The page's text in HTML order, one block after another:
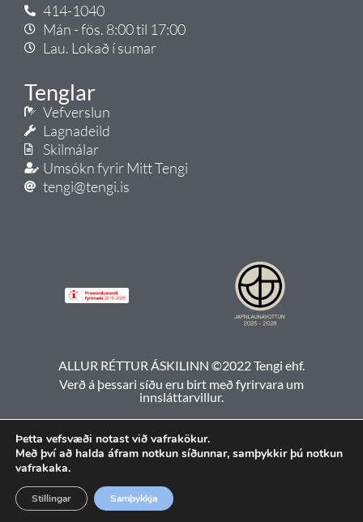
414-1040
Mán - fös. 8:00 til 17:00
Lau. Lokað í sumar
Tenglar
Vefverslun
Lagnadeild
Skilmálar
Umsókn fyrir Mitt Tengi
tengi@tengi.is
ALLUR RÉTTUR ÁSKILINN ©2022 Tengi ehf.
Verð á þessari síðu eru birt með fyrirvara um
innsláttarvillur.
Þetta vefsvæði notast við vafrakökur.
Með því að halda áfram notkun síðunnar, samþykkir þú notkun
vafrakaka.
Samþykkja
Stillingar